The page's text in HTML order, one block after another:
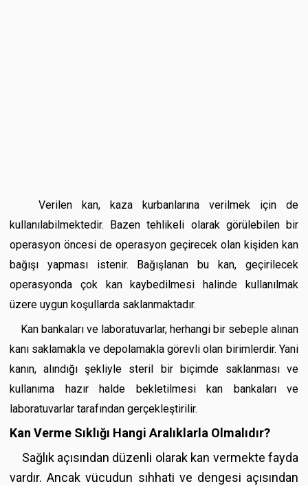
Verilen kan, kaza kurbanlarına verilmek için de
kullanılabilmektedir. Bazen tehlikeli olarak görülebilen bir
operasyon öncesi de operasyon geçirecek olan kişiden kan
bağışı yapması istenir. Bağışlanan bu kan, geçirilecek
operasyonda çok kan kaybedilmesi halinde kullanılmak
üzere uygun koşullarda saklanmaktadır.
Kan bankaları ve laboratuvarlar, herhangi bir sebeple alınan
kanı saklamakla ve depolamakla görevli olan birimlerdir. Yani
kanın, alındığı şekliyle steril bir biçimde saklanması ve
kullanıma hazır halde bekletilmesi kan bankaları ve
laboratuvarlar tarafından gerçekleştirilir.
Kan Verme Sıklığı Hangi Aralıklarla Olmalıdır?
Sağlık açısından düzenli olarak kan vermekte fayda
vardır. Ancak vücudun sıhhati ve dengesi açısından